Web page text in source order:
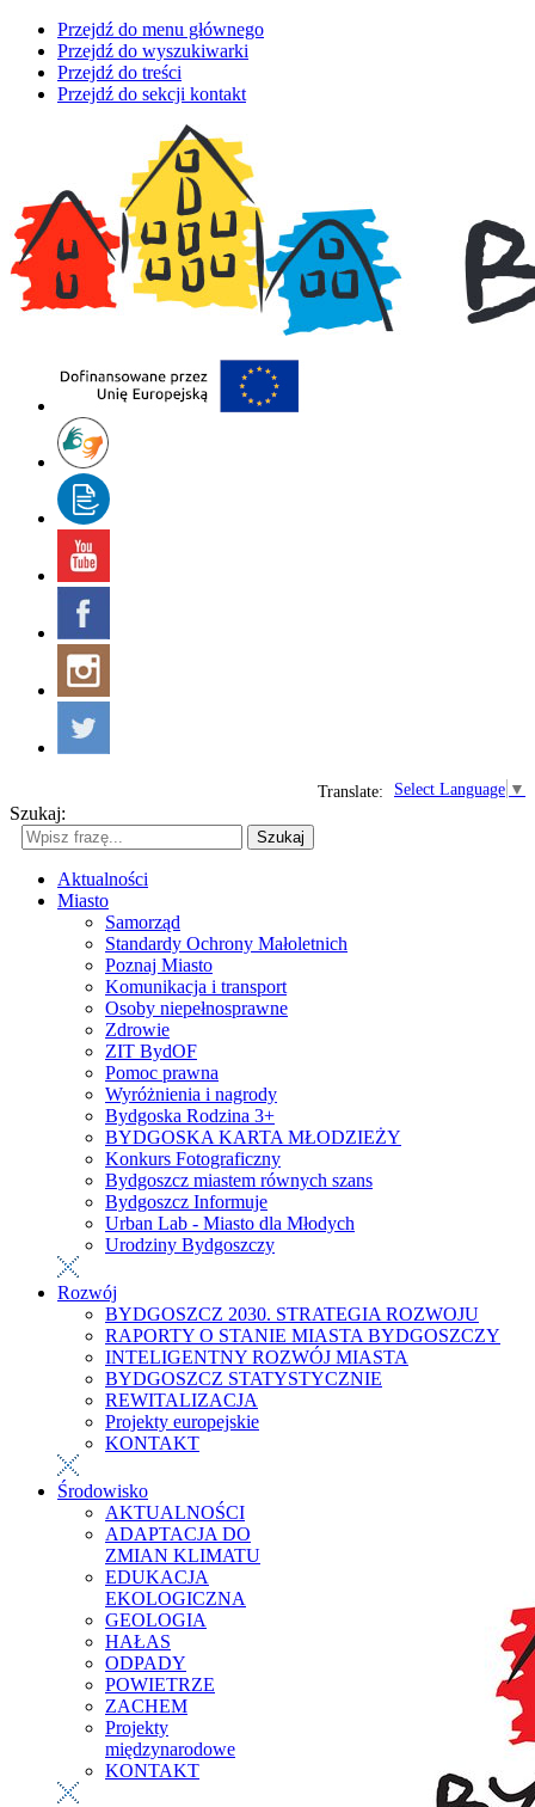
Przejdź do menu głównego
Przejdź do wyszukiwarki
Przejdź do treści
Przejdź do sekcji kontakt
Select Language ▼
Translate:
Szukaj:
Szukaj
Aktualności
Miasto
Samorząd
Standardy Ochrony Małoletnich
Poznaj Miasto
Komunikacja i transport
Osoby niepełnosprawne
Zdrowie
ZIT BydOF
Pomoc prawna
Wyróżnienia i nagrody
Bydgoska Rodzina 3+
BYDGOSKA KARTA MŁODZIEŻY
Konkurs Fotograficzny
Bydgoszcz miastem równych szans
Bydgoszcz Informuje
Urban Lab - Miasto dla Młodych
Urodziny Bydgoszczy
Rozwój
BYDGOSZCZ 2030. STRATEGIA ROZWOJU
RAPORTY O STANIE MIASTA BYDGOSZCZY
INTELIGENTNY ROZWÓJ MIASTA
BYDGOSZCZ STATYSTYCZNIE
REWITALIZACJA
Projekty europejskie
KONTAKT
Środowisko
AKTUALNOŚCI
ADAPTACJA DO
ZMIAN KLIMATU
EDUKACJA
EKOLOGICZNA
GEOLOGIA
HAŁAS
ODPADY
POWIETRZE
ZACHEM
Projekty
międzynarodowe
KONTAKT